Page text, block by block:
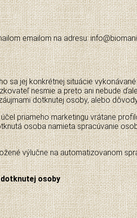
emailom na adresu:
jej konkrétnej situácie
nesmie a preto ani nebude
dotknutej osoby, alebo
priameho marketingu vrátane
osoba namieta spracúvanie
výlučne na automatizovanom
osoby